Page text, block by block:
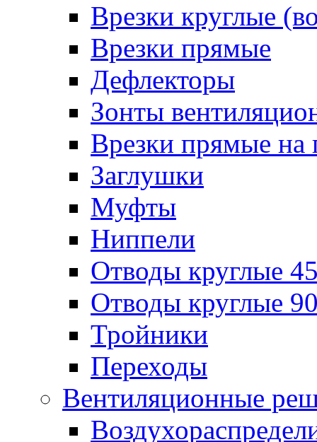
Врезки круглые
Врезки прямые
Дефлекторы
Зонты
Врезки прямые на
Заглушки
Муфты
Ниппели
Отводы круглые
Отводы круглые
Тройники
Переходы
Вентиляционные